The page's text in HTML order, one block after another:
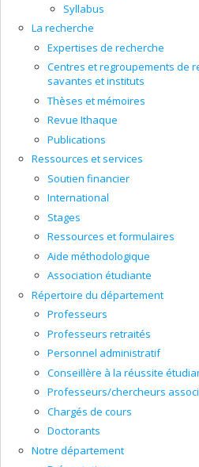
Syllabus
La recherche
Expertises de recherche
Centres et regroupements de
savantes et instituts
Thèses et mémoires
Revue Ithaque
Publications
Ressources et services
Soutien financier
International
Stages
Ressources et formulaires
Aide méthodologique
Association étudiante
Répertoire du département
Professeurs
Professeurs retraités
Personnel administratif
Conseillère à la réussite
Professeurs/chercheurs
Chargés de cours
Doctorants
Notre département